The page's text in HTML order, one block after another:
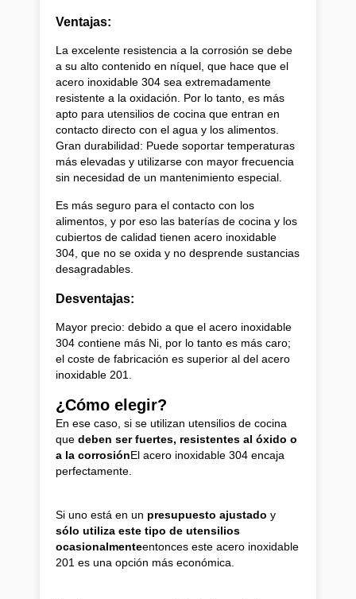
Ventajas:
La excelente resistencia a la corrosión se debe
a su alto contenido en níquel, que hace que el
acero inoxidable 304 sea extremadamente
resistente a la oxidación. Por lo tanto, es más
apto para utensilios de cocina que entran en
contacto directo con el agua y los alimentos.
Gran durabilidad: Puede soportar temperaturas
más elevadas y utilizarse con mayor frecuencia
sin necesidad de un mantenimiento especial.
Es más seguro para el contacto con los
alimentos, y por eso las baterías de cocina y los
cubiertos de calidad tienen acero inoxidable
304, que no se oxida y no desprende sustancias
desagradables.
Desventajas:
Mayor precio: debido a que el acero inoxidable
304 contiene más Ni, por lo tanto es más caro;
el coste de fabricación es superior al del acero
inoxidable 201.
¿Cómo elegir?
En ese caso, si se utilizan utensilios de cocina
que deben ser fuertes, resistentes al óxido o
a la corrosiónEl acero inoxidable 304 encaja
perfectamente.
Si uno está en un presupuesto ajustado y
sólo utiliza este tipo de utensilios
ocasionalmenteentonces este acero inoxidable
201 es una opción más económica.